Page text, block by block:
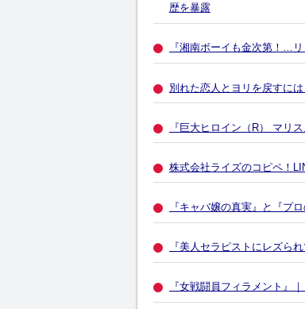
歴を暴露
『湘南ボーイも金次第！…
別れた恋人とヨリを戻すに
『巨大ヒロイン（R） マリ
株式会社ライズのコピペ！
『キャバ嬢の真実』と『プ
『美人セラピストにレズら
『女戦闘員フィラメント』